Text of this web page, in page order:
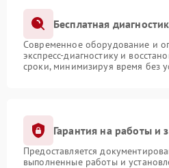
Бесплатная
Современное оборудование и
экспресс-диагностику и
сроки, минимизируя время без
Гарантия на работы и
Предоставляется
выполненные работы и